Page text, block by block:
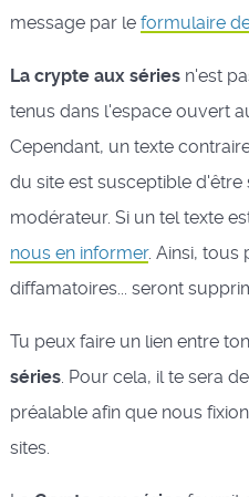
message par le formulaire
La crypte aux sériesn'est
tenus dans l'espace ouvert
Cependant, un texte
du site est susceptible
modérateur. Si un tel texte
nous en informer. Ainsi, tous
diffamatoires... seront
Tu peux faire un lien entre
séries. Pour cela, il te sera
préalable afin que nous
sites.